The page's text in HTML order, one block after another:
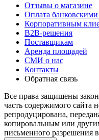
Отзывы о магазине
Оплата
Корпоративным
B2B-решения
Поставщикам
Аренда площадей
СМИ о нас
Контакты
Обратная связь
Все права защищены
часть содержимого сайта
репродуцирована,
копировальным или
письменного разрешения